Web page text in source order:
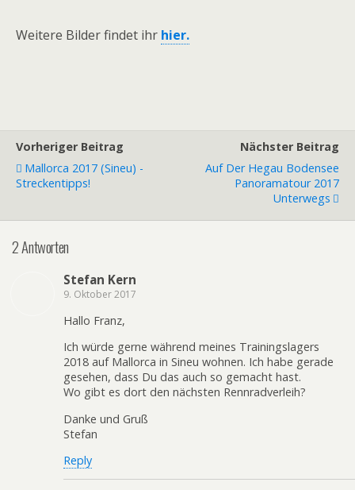
Weitere Bilder findet ihr hier.
Vorheriger Beitrag
Mallorca 2017 (Sineu) -
Streckentipps!
Nächster Beitrag
Auf Der Hegau Bodensee
Panoramatour 2017
Unterwegs
2 Antworten
Stefan Kern
9. Oktober 2017
Hallo Franz,
Ich würde gerne während meines Trainingslagers
2018 auf Mallorca in Sineu wohnen. Ich habe gerade
gesehen, dass Du das auch so gemacht hast.
Wo gibt es dort den nächsten Rennradverleih?
Danke und Gruß
Stefan
Reply